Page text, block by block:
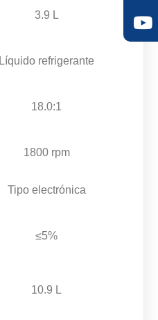
3.9 L
Líquido refrigerante
18.0:1
1800 rpm
Tipo electrónica
≤5%
10.9 L